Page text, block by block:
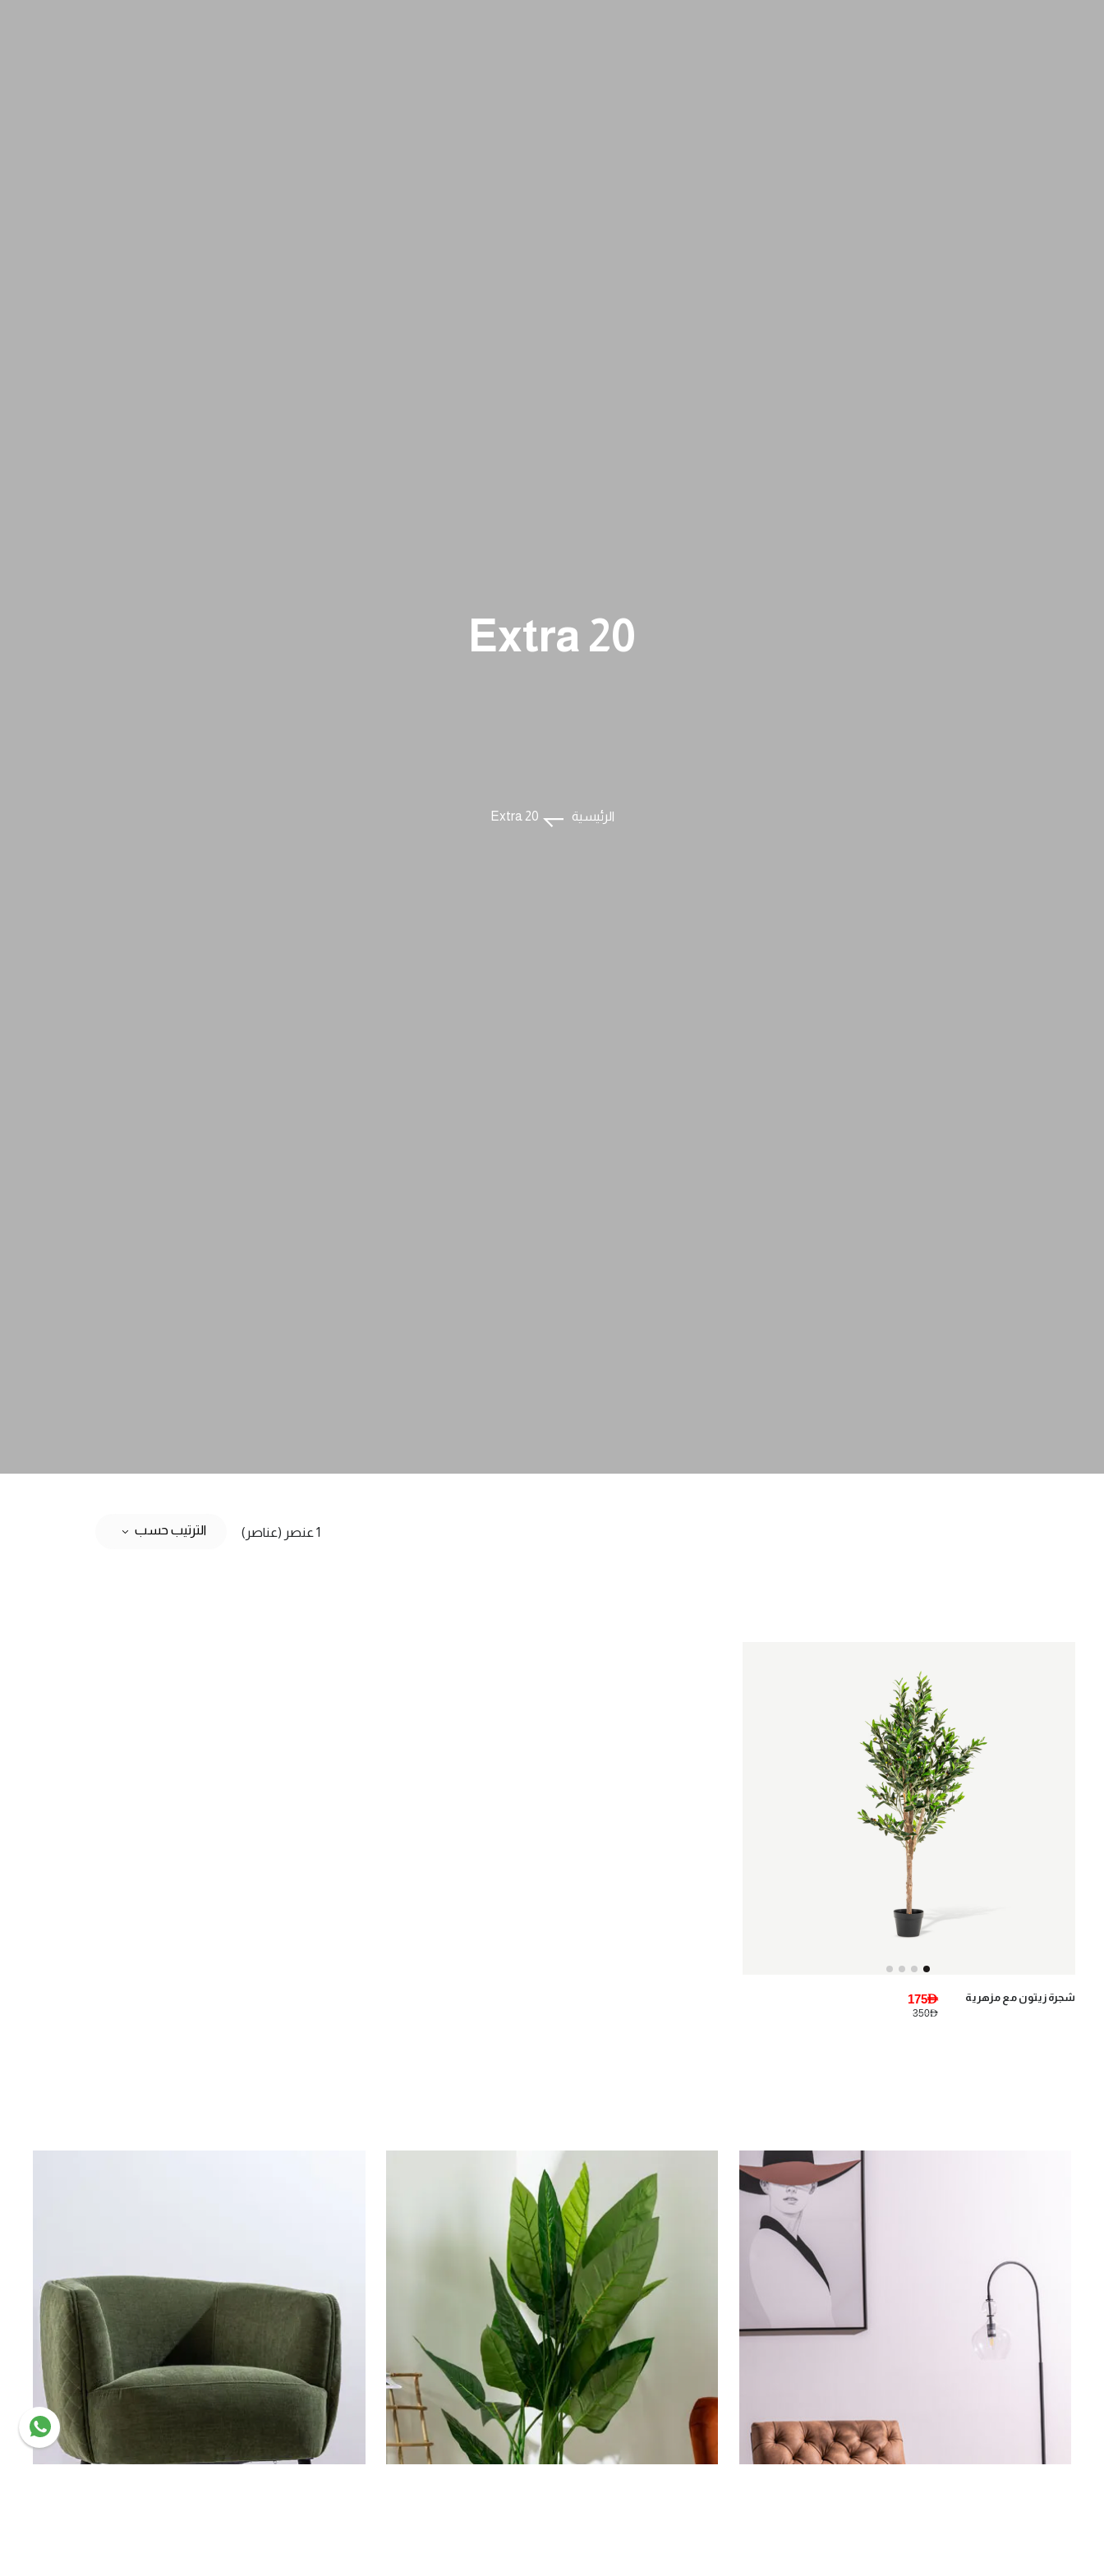
الرئيسية Extra 20
Extra 20
1 عنصر (عناصر) الترتيب حسب
شجرة زيتون مع مزهرية 175AED
350AED